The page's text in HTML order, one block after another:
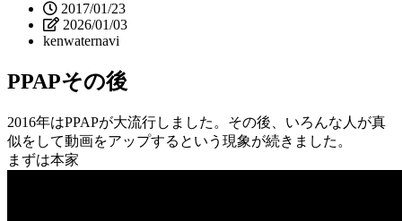
2017/01/23
2026/01/03
kenwaternavi
PPAPその後
2016年はPPAPが大流行しました。その後、いろんな人が真
似をして動画をアップするという現象が続きました。
まずは本家